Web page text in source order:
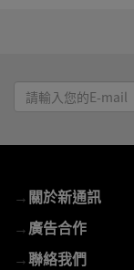
請
輸
E-
mail
→關於新通訊
→廣告合作
→聯絡我們